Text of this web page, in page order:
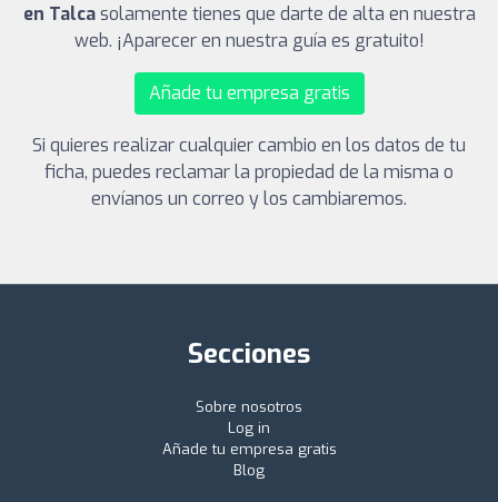
en Talcasolamente tienes que darte de alta en nuestra
web. ¡Aparecer en nuestra guía es gratuito!
Añade tu empresa gratis
Si quieres realizar cualquier cambio en los datos de tu
ficha, puedes reclamar la propiedad de la misma o
envíanos un correo y los cambiaremos.
Secciones
Sobre nosotros
Log in
Añade tu empresa gratis
Blog